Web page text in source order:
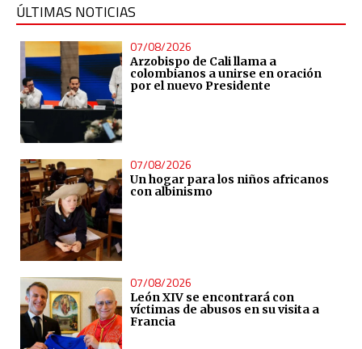
ÚLTIMAS NOTICIAS
07/08/2026
Arzobispo de Cali llama a
colombianos a unirse en oración
por el nuevo Presidente
07/08/2026
Un hogar para los niños africanos
con albinismo
07/08/2026
León XIV se encontrará con
víctimas de abusos en su visita a
Francia